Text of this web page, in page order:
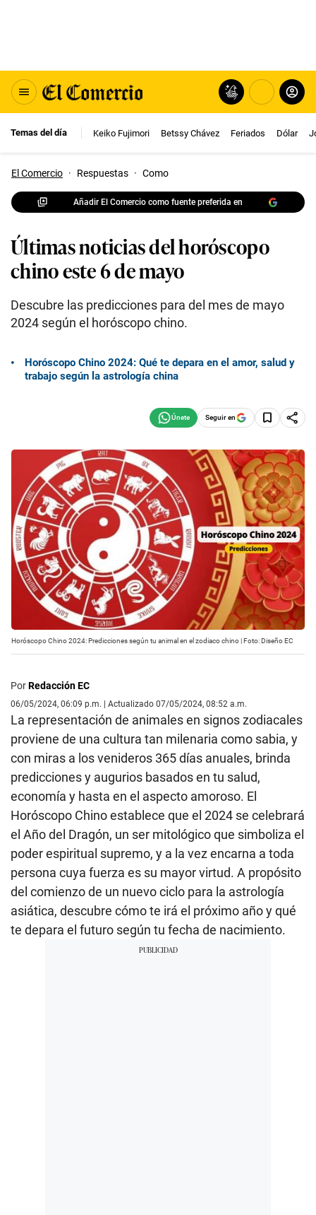
Temas del día Keiko Fujimori Betssy Chávez Feriados Dólar
El Comercio · Respuestas · Como
Añadir El Comercio como fuente preferida en
Últimas noticias del horóscopo
chino este 6 de mayo
Descubre las predicciones para del mes de mayo
2024 según el horóscopo chino.
Horóscopo Chino 2024: Qué te depara en el amor, salud y
trabajo según la astrología china
Seguir en
Horóscopo Chino 2024: Predicciones según tu animal en el zodiaco chino | Foto: Diseño EC
PorRedacción EC
06/05/2024, 06:09 p.m. | Actualizado 07/05/2024, 08:52 a.m.
La representación de animales en signos zodiacales
proviene de una cultura tan milenaria como sabia, y
con miras a los venideros 365 días anuales, brinda
predicciones y augurios basados en tu salud,
economía y hasta en el aspecto amoroso. El
Horóscopo Chino establece que el 2024 se celebrará
el Año del Dragón, un ser mitológico que simboliza el
poder espiritual supremo, y a la vez encarna a toda
persona cuya fuerza es su mayor virtud. A propósito
del comienzo de un nuevo ciclo para la astrología
asiática, descubre cómo te irá el próximo año y qué
te depara el futuro según tu fecha de nacimiento.